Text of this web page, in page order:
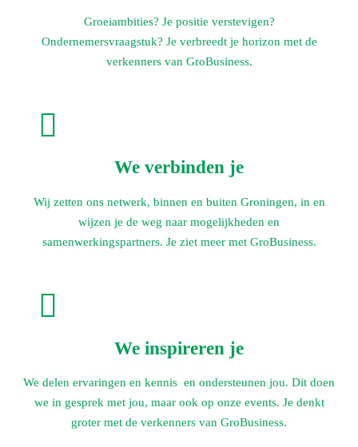
Groeiambities? Je positie verstevigen?
Ondernemersvraagstuk? Je verbreedt je horizon met de
verkenners van GroBusiness.

We verbinden je
Wij zetten ons netwerk, binnen en buiten Groningen, in en
wijzen je de weg naar mogelijkheden en
samenwerkingspartners. Je ziet meer met GroBusiness.

We inspireren je
We delen ervaringen en kennis en ondersteunen jou. Dit doen
we in gesprek met jou, maar ook op onze events. Je denkt
groter met de verkenners van GroBusiness.